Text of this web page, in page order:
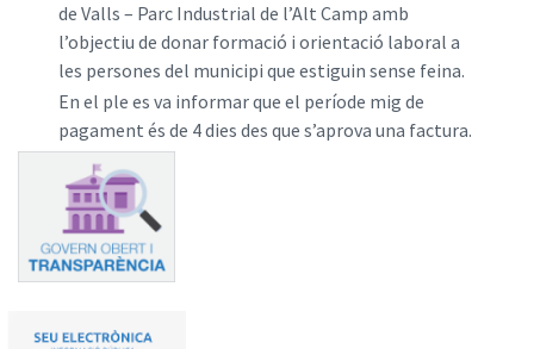
de Valls – Parc Industrial de l’Alt Camp amb
l’objectiu de donar formació i orientació laboral a
les persones del municipi que estiguin sense feina.
En el ple es va informar que el període mig de
pagament és de 4 dies des que s’aprova una factura.